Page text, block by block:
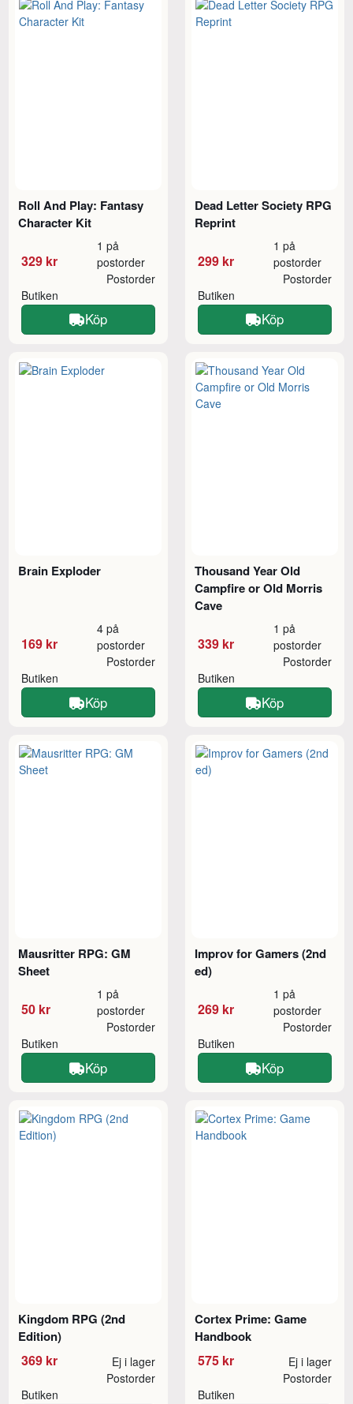
Roll And Play: Fantasy
Character Kit
329 kr
1 på
postorder
Butiken
Postorder
Köp
Dead Letter Society RPG
Reprint
299 kr
1 på
postorder
Butiken
Postorder
Köp
Brain Exploder
169 kr
4 på
postorder
Butiken
Postorder
Köp
Thousand Year Old
Campfire or Old Morris
Cave
339 kr
1 på
postorder
Butiken
Postorder
Köp
Mausritter RPG: GM
Sheet
50 kr
1 på
postorder
Butiken
Postorder
Köp
Improv for Gamers (2nd
ed)
269 kr
1 på
postorder
Butiken
Postorder
Köp
Kingdom RPG (2nd
Edition)
369 kr Ej i lager
Butiken
Postorder
Cortex Prime: Game
Handbook
575 kr Ej i lager
Butiken
Postorder